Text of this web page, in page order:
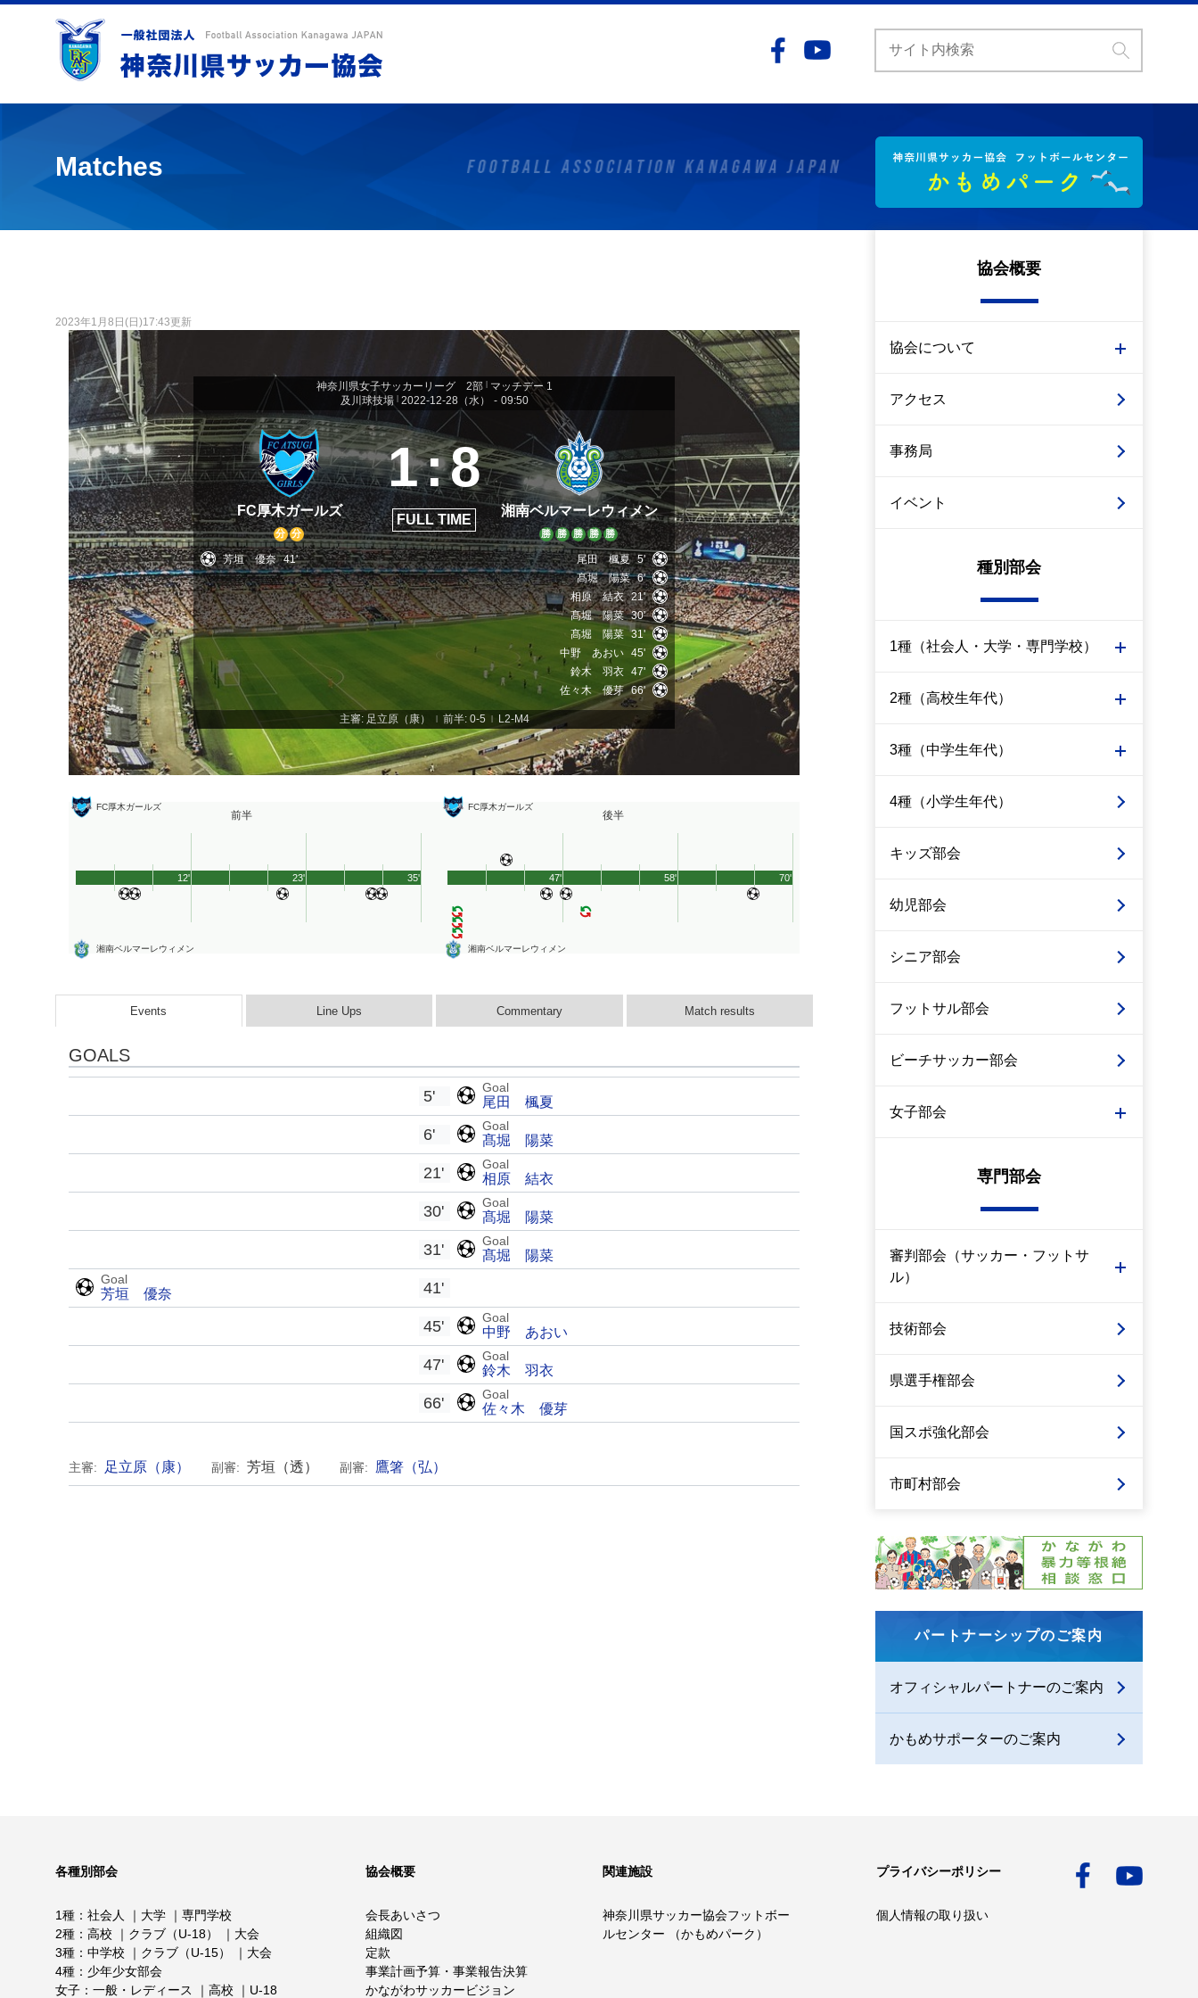
Matches
2023年1月8日(日)17:43更新
神奈川県女子サッカーリーグ 2部
マッチデー 1
及川球技場
2022-12-28（水） - 09:50
FC厚木ガールズ
分 分
1:8
FULL TIME
湘南ベルマーレウィメン
勝 勝 勝 勝 勝
芳垣 優奈 41' 尾田 楓夏 5'
髙堀 陽菜 6'
相原 結衣 21'
髙堀 陽菜 30'
髙堀 陽菜 31'
中野 あおい 45'
鈴木 羽衣 47'
佐々木 優芽 66'
主審: 足立原（康） 前半: 0-5 L2-M4
FC厚木ガールズ
前半
湘南ベルマーレウィメン
35'
12' 23'
FC厚木ガールズ
後半
湘南ベルマーレウィメン
70'
47' 58'
Events Line Ups Commentary Match results
GOALS
5' Goal
尾田 楓夏
6' Goal
髙堀 陽菜
21' Goal
相原 結衣
30' Goal
髙堀 陽菜
31' Goal
髙堀 陽菜
Goal
芳垣 優奈 41'
45' Goal
中野 あおい
47' Goal
鈴木 羽衣
66' Goal
佐々木 優芽
主審: 足立原（康） 副審: 芳垣（透） 副審: 鷹箸（弘）
協会概要
協会について
アクセス
事務局
イベント
種別部会
1種（社会人・大学・専門学校）
2種（高校生年代）
3種（中学生年代）
4種（小学生年代）
キッズ部会
幼児部会
シニア部会
フットサル部会
ビーチサッカー部会
女子部会
専門部会
審判部会（サッカー・フットサ
ル）
技術部会
県選手権部会
国スポ強化部会
市町村部会
パートナーシップのご案内
オフィシャルパートナーのご案内
かもめサポーターのご案内
各種別部会
1種 社会人 大学
専門学校
2種
高校 クラブ（U-18）
大会
3種
中学校 クラブ（U-15）
大会
4種
少年少女部会
女子
一般・レディース 高校 U-18
協会概要
会長あいさつ
組織図
定款
事業計画予算・事業報告決算
かながわサッカービジョン
関連施設
神奈川県サッカー協会フットボー
ルセンター （かもめパーク）
プライバシーポリシー
個人情報の取り扱い